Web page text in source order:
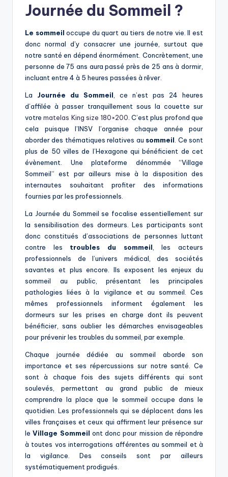
Journée du Sommeil ?
Le sommeil occupe du quart au tiers de notre vie. Il est
donc normal d’y consacrer une journée, surtout que
notre santé en dépend énormément. Concrètement, une
personne de 75 ans aura passé près de 25 ans à dormir,
incluant entre 4 à 5 heures passées à rêver.
La Journée du Sommeil , ce n’est pas 24 heures
d’affilée à passer tranquillement sous la couette sur
votrematelas King size 180×200 . C’est plus profond que
cela puisque l’INSV l’organise chaque année pour
aborder des thématiques relatives au sommeil . Ce sont
plus de 50 villes de l’Hexagone qui bénéficient de cet
évènement. Une plateforme dénommée “Village
Sommeil” est par ailleurs mise à la disposition des
internautes souhaitant profiter des informations
fournies par les professionnels.
La Journée du Sommeil se focalise essentiellement sur
la sensibilisation des dormeurs. Les participants sont
donc constitués d’associations de personnes luttant
contre les troubles du sommeil , les acteurs
professionnels de l’univers médical, des sociétés
savantes et plus encore. Ils exposent les enjeux du
sommeil au public, présentant les principales
pathologies liées à la vigilance et au sommeil. Ces
mêmes professionnels informent également les
dormeurs sur les prises en charge dont ils peuvent
bénéficier, sans oublier les démarches envisageables
pour prévenir les troubles du sommeil, par exemple.
Chaque journée dédiée au sommeil aborde son
importance et ses répercussions sur notre santé. Ce
sont à chaque fois des sujets différents qui sont
soulevés, permettant au grand public de mieux
comprendre la place que le sommeil occupe dans le
quotidien. Les professionnels qui se déplacent dans les
villes françaises et ceux qui affirment leur présence sur
leVillage Sommeil ont donc pour mission de répondre
à toutes vos interrogations afférentes au sommeil et à
la vigilance. Des conseils sont par ailleurs
systématiquement prodigués.